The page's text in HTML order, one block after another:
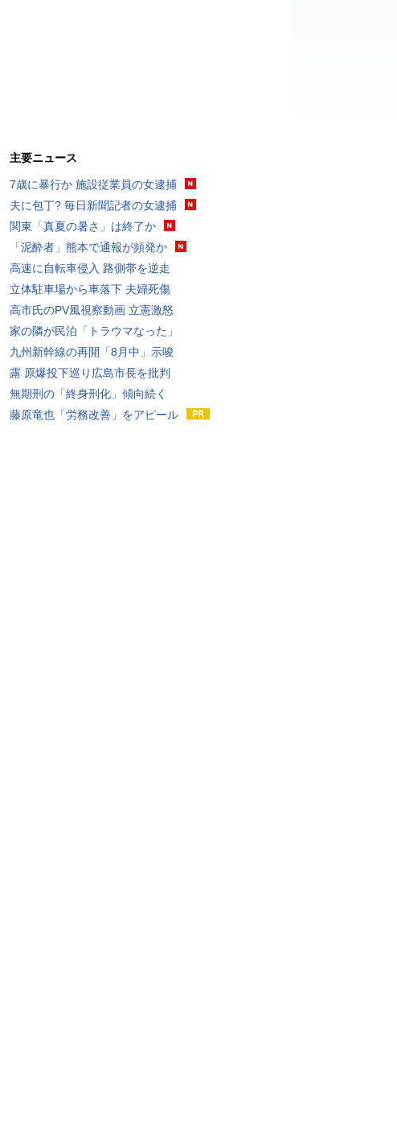
主要ニュース
7歳に暴行か 施設従業員の女逮捕
夫に包丁? 毎日新聞記者の女逮捕
関東「真夏の暑さ」は終了か
「泥酔者」熊本で通報が頻発か
高速に自転車侵入 路側帯を逆走
立体駐車場から車落下 夫婦死傷
高市氏のPV風視察動画 立憲激怒
家の隣が民泊「トラウマなった」
九州新幹線の再開「8月中」示唆
露 原爆投下巡り広島市長を批判
無期刑の「終身刑化」傾向続く
藤原竜也「労務改善」をアピール